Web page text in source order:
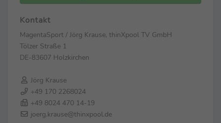
Kontakt
MagentaSport / Jörg Krause, thinXpool TV GmbH
Tölzer Straße 1
DE-83607 Holzkirchen
Jörg Krause
+49 170 2268024
+49 8024 470 14-19
joerg.krause@thinxpool.de